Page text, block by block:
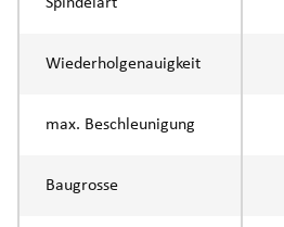
Wiederholgenauigkeit
max. Beschleunigung
Baugrosse